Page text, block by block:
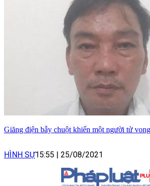
Giăng điện bẫy chuột khiến một người tử
HÌNH SỰ15:55 | 25/08/2021